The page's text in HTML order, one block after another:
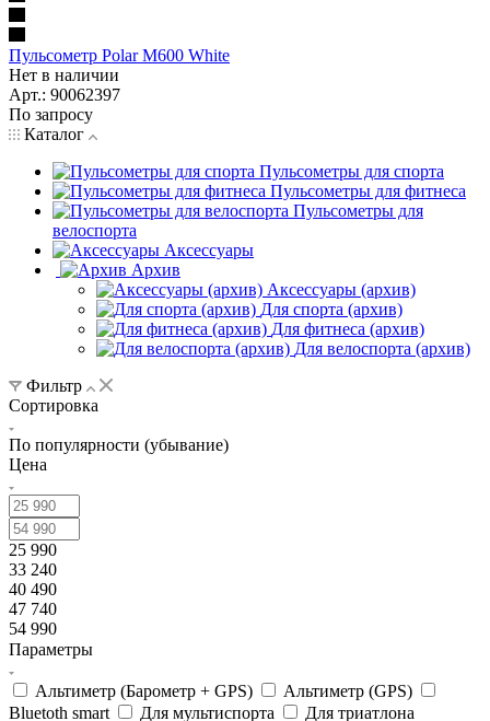
Пульсометр Polar M600 White
Нет в наличии
Арт.: 90062397
По запросу
Каталог
Пульсометры для спорта
Пульсометры для фитнеса
Пульсометры для
велоспорта
Аксессуары
Архив
Аксессуары (архив)
Для спорта (архив)
Для фитнеса (архив)
Для велоспорта (архив)
Фильтр
Сортировка
По популярности (убывание)
Цена
25 990
33 240
40 490
47 740
54 990
Параметры
Альтиметр (Барометр + GPS)
Альтиметр (GPS)
Bluetoth smart
Для мультиспорта
Для триатлона